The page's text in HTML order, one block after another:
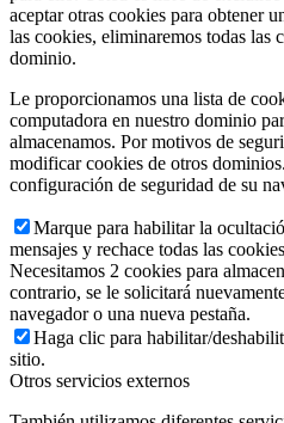
aceptar otras cookies para obtener
las cookies, eliminaremos todas las
dominio.
Le proporcionamos una lista de
computadora en nuestro dominio
almacenamos. Por motivos de
modificar cookies de otros
configuración de seguridad de su
Marque para habilitar la
mensajes y rechace todas las
Necesitamos 2 cookies para
contrario, se le solicitará
navegador o una nueva pestaña.
Haga clic para habilitar/
sitio.
Otros servicios externos